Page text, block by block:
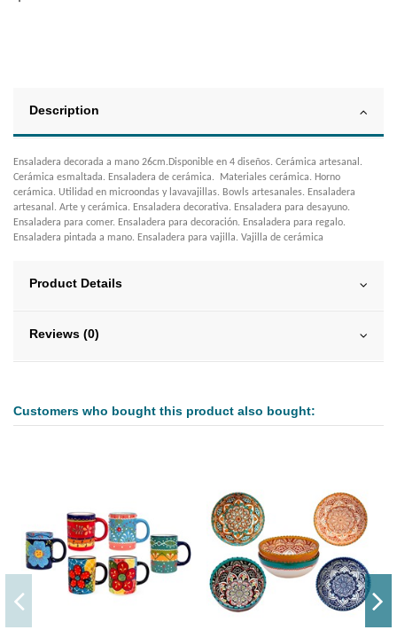
Description
Ensaladera decorada a mano 26cm.Disponible en 4 diseños. Cerámica artesanal.
Cerámica esmaltada. Ensaladera de cerámica. Materiales cerámica. Horno
cerámica. Utilidad en microondas y lavavajillas. Bowls artesanales. Ensaladera
artesanal. Arte y cerámica. Ensaladera decorativa. Ensaladera para desayuno.
Ensaladera para comer. Ensaladera para decoración. Ensaladera para regalo.
Ensaladera pintada a mano. Ensaladera para vajilla. Vajilla de cerámica
Product Details
Reviews (0)
Customers who bought this product also bought: